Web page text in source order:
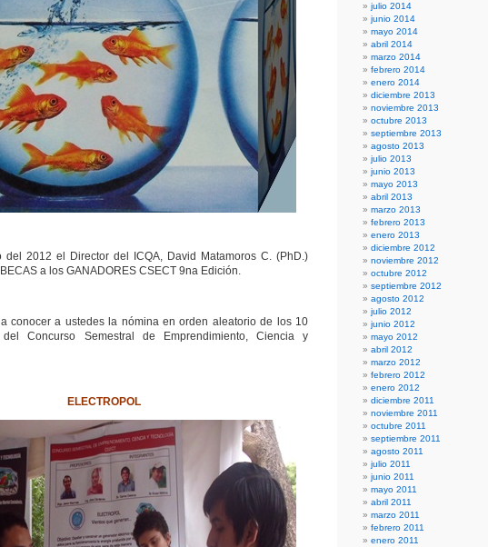
del 2012 el Director del ICQA, David Matamoros C. (PhD.)
a los GANADORES CSECT 9na Edición.
conocer a ustedes la nómina en orden aleatorio de los 10
del Concurso Semestral de Emprendimiento, Ciencia y
ELECTROPOL
julio 2014
junio 2014
mayo 2014
abril 2014
marzo 2014
febrero 2014
enero 2014
diciembre 2013
noviembre 2013
octubre 2013
septiembre 2013
agosto 2013
julio 2013
junio 2013
mayo 2013
abril 2013
marzo 2013
febrero 2013
enero 2013
diciembre 2012
noviembre 2012
octubre 2012
septiembre 2012
agosto 2012
julio 2012
junio 2012
mayo 2012
abril 2012
marzo 2012
febrero 2012
enero 2012
diciembre 2011
noviembre 2011
octubre 2011
septiembre 2011
agosto 2011
julio 2011
junio 2011
mayo 2011
abril 2011
marzo 2011
febrero 2011
enero 2011